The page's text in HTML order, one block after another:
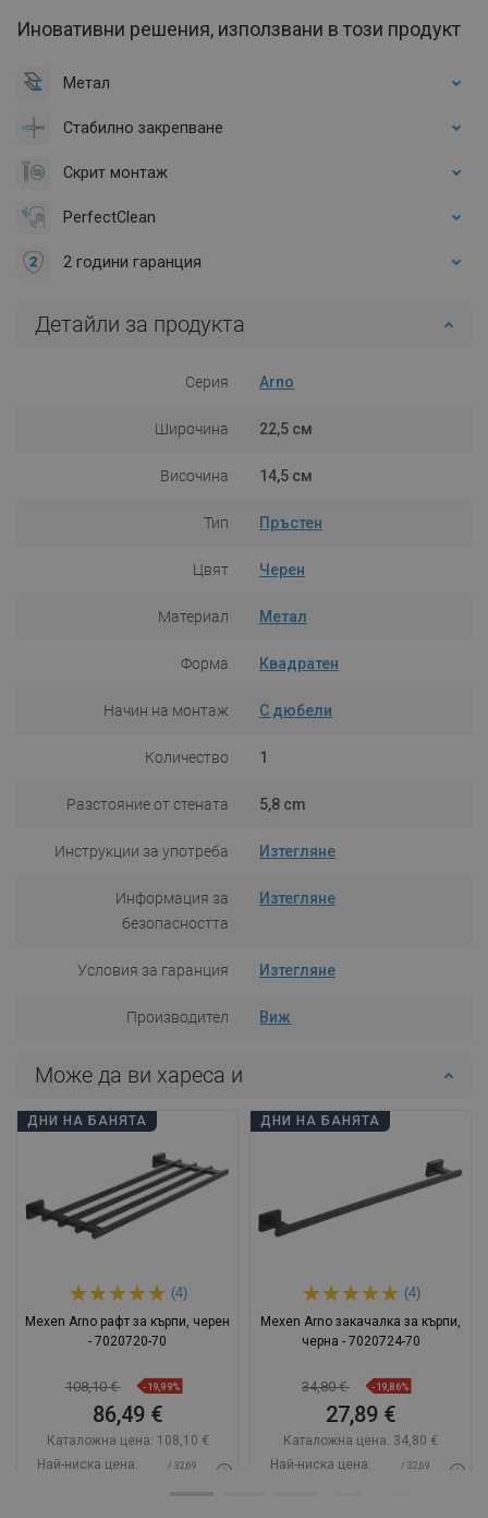
Иновативни решения, използвани в този продукт
Метал
Стабилно закрепване
Скрит монтаж
PerfectClean
2 години гаранция
Детайли за продукта
Серия Arno
Широчина 22,5 см
Височина 14,5 см
Тип Пръстен
Цвят Черен
Материал Метал
Форма Квадратен
Начин на монтаж С дюбели
Количество 1
Разстояние от стената 5,8 cm
Инструкции за употреба Изтегляне
Информация за
безопасността
Изтегляне
Условия за гаранция Изтегляне
Производител Виж
Може да ви хареса и
ДНИ НА БАНЯТА
(4)
Mexen Arno рафт за кърпи, черен
- 7020720-70
108,10 € -19,99%
86,49 €
Каталожна цена: 108,10 €
Най-ниска цена:
/ 32,69
ДНИ НА БАНЯТА
(4)
Mexen Arno закачалка за кърпи,
черна - 7020724-70
34,80 € -19,86%
27,89 €
Каталожна цена: 34,80 €
Най-ниска цена:
/ 32,69